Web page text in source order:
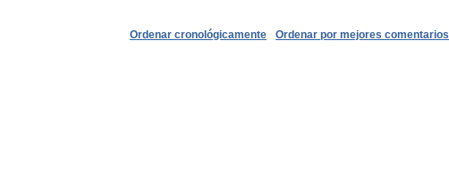
Ordenar por mejores comentarios
Ordenar cronológicamente